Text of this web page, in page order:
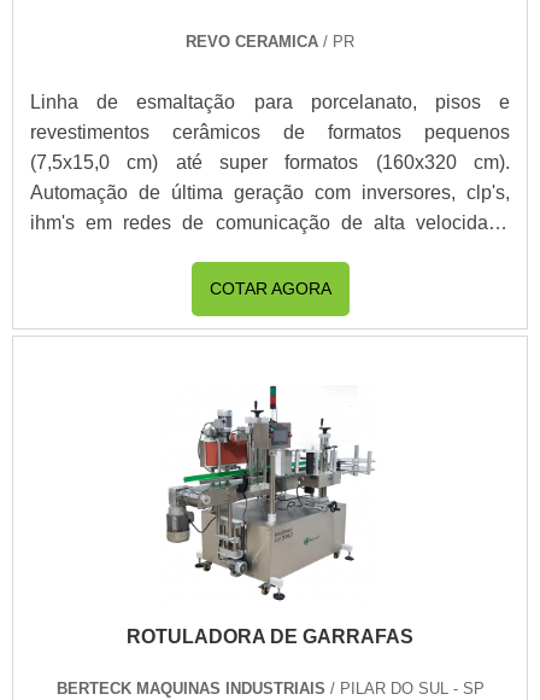
REVO CERAMICA / PR
Linha de esmaltação para porcelanato, pisos e
revestimentos cerâmicos de formatos pequenos
(7,5x15,0 cm) até super formatos (160x320 cm).
Automação de última geração com inversores, clp's,
ihm's em redes de comunicação de alta velocidade
NR12; Acionamentos com motoredutores SEW;
Alinhado à indústria 4.0; Integração com banco de
dados, diponibilização de KPI's, diagnósticos e suporte
COTAR AGORA
ROTULADORA DE GARRAFAS
BERTECK MAQUINAS INDUSTRIAIS / PILAR DO SUL - SP